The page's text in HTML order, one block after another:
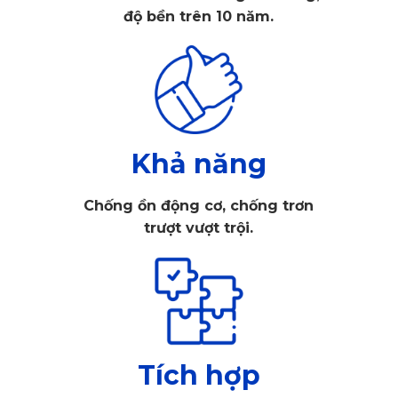
video 1440P, KD001 sẽ đem lại những thước phim có độ chi
tiết và hình ảnh sắc nét dành cho bạn.
độ bền trên 10 năm.
Khả năng
Chống ồn động cơ, chống trơn
trượt vượt trội.
Tích hợp